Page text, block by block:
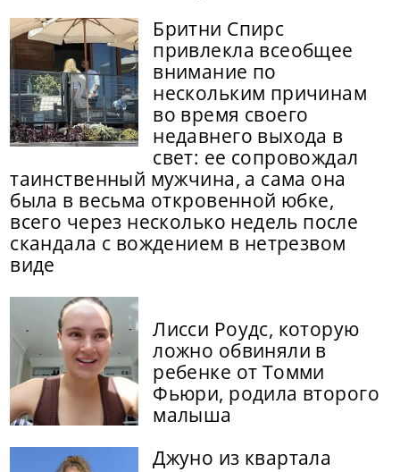
Бритни Спирс
привлекла всеобщее
внимание по
нескольким причинам
во время своего
недавнего выхода в
свет: ее сопровождал
таинственный мужчина, а сама она
была в весьма откровенной юбке,
всего через несколько недель после
скандала с вождением в нетрезвом
виде
Лисси Роудс, которую
ложно обвиняли в
ребенке от Томми
Фьюри, родила второго
малыша
Джуно из квартала